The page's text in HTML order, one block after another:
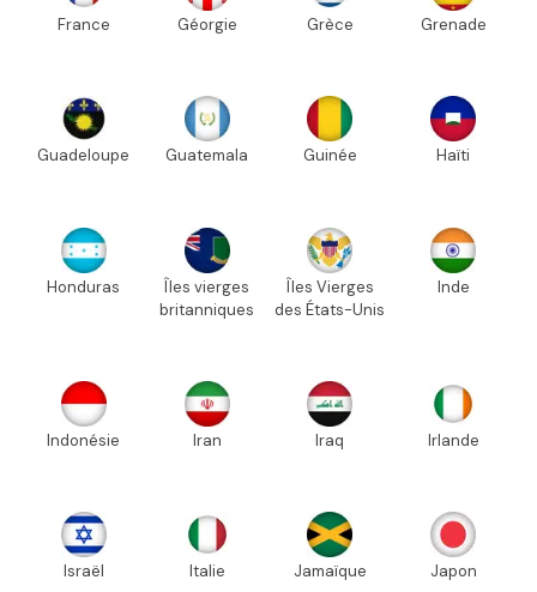
France Géorgie Grèce Grenade
Guadeloupe Guatemala Guinée Haïti
Honduras
Îles vierges
britanniques
Îles Vierges
des États-Unis
Inde
Indonésie Iran Iraq Irlande
Israël Italie Jamaïque Japon